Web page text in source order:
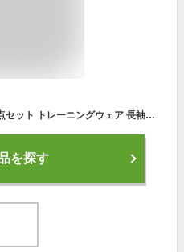
フィットネスウェア レディース 2点セット トレーニングウェア 長袖Tシャツ ＋ イージーパンツ 上下セット 無地 ヨガ ジム トレーニング ランニング 体型カバー レディースフィットネスウェア 上下 ヨガウェアセットアップ おしゃれ ヨガウェアセット FILA フィラ 312060
を探す